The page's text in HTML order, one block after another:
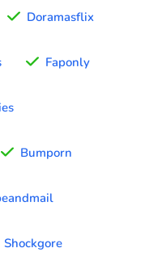
Doramasflix
Faponly
Bumporn
Shockgore